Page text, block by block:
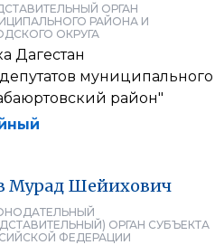
ОРГАН
РАЙОНА И
ОКРУГА
Дагестан
муниципального
район"
Мурад Шейихович
ОРГАН СУБЪЕКТА
ФЕДЕРАЦИИ